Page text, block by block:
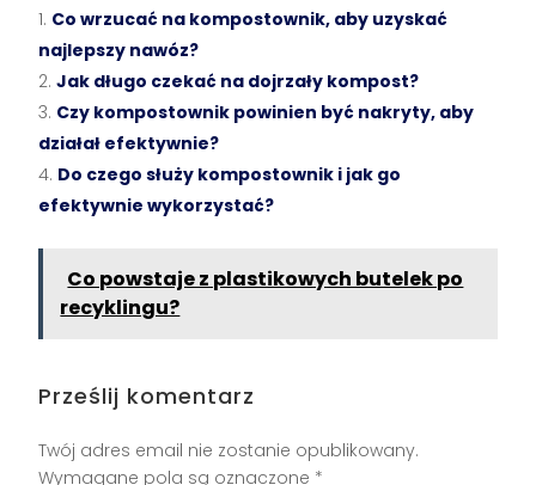
Co wrzucać na kompostownik, aby uzyskać
najlepszy nawóz?
Jak długo czekać na dojrzały kompost?
Czy kompostownik powinien być nakryty, aby
działał efektywnie?
Do czego służy kompostownik i jak go
efektywnie wykorzystać?
Co powstaje z plastikowych butelek po
recyklingu?
Prześlij komentarz
Twój adres email nie zostanie opublikowany.
Wymagane pola są oznaczone *